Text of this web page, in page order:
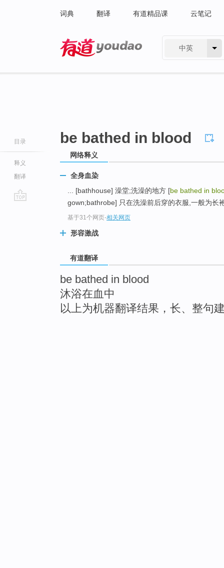
词典 翻译 有道精品课 云笔记
中英
目录
释义
翻译
be bathed in blood
网络释义
全身血染
... [bathhouse] 澡堂;洗澡的地方 [be bathed in
gown;bathrobe] 只在洗澡前后穿的衣服,一般为长
基于31个网页-相关网页
形容激战
有道翻译
be bathed in blood
沐浴在血中
以上为机器翻译结果，长、整句